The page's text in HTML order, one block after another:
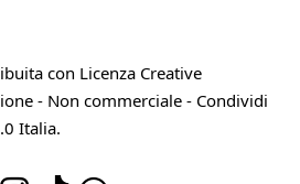
con Licenza Creative
- Non commerciale - Condividi
Italia.